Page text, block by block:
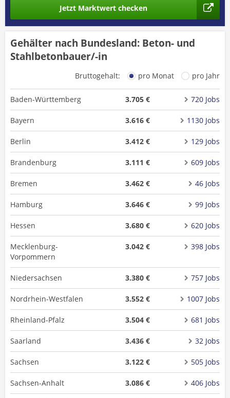
Jetzt Marktwert checken
Gehälter nach Bundesland: Beton- und
Stahlbetonbauer/-in
Bruttogehalt: pro Monat pro Jahr
Baden-Württemberg 3.705 € 720 Jobs
Bayern 3.616 € 1130 Jobs
Berlin 3.412 € 129 Jobs
Brandenburg 3.111 € 609 Jobs
Bremen 3.462 € 46 Jobs
Hamburg 3.646 € 99 Jobs
Hessen 3.680 € 620 Jobs
Mecklenburg-
Vorpommern
3.042 € 398 Jobs
Niedersachsen 3.380 € 757 Jobs
Nordrhein-Westfalen 3.552 € 1007 Jobs
Rheinland-Pfalz 3.504 € 681 Jobs
Saarland 3.436 € 32 Jobs
Sachsen 3.122 € 505 Jobs
Sachsen-Anhalt 3.086 € 406 Jobs